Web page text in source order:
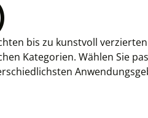
bis zu kunstvoll
Kategorien. Wählen Sie